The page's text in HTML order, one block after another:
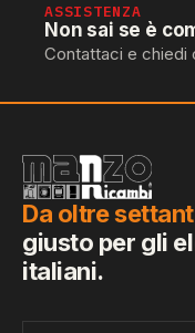
ASSISTENZA
Non sai se è
Contattaci e chiedi
Da oltre
giusto per gli
italiani.